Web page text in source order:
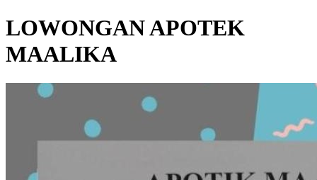
LOWONGAN APOTEK
MAALIKA